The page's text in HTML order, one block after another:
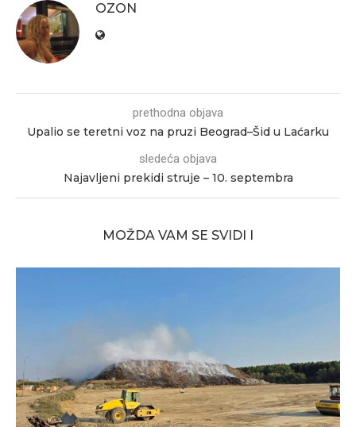
OZON
prethodna objava
Upalio se teretni voz na pruzi Beograd–Šid u Laćarku
sledeća objava
Najavljeni prekidi struje – 10. septembra
MOŽDA VAM SE SVIDI I